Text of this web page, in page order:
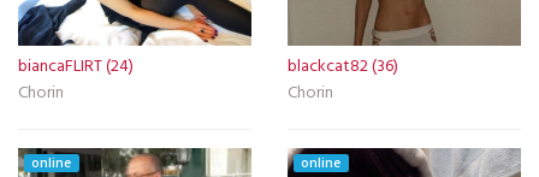
biancaFLIRT (24)
Chorin
blackcat82 (36)
Chorin
online online